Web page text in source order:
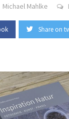
Michael Mahlke
Share on